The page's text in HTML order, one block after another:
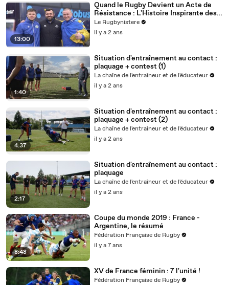
13:00
Quand le Rugby Devient un Acte de
Résistance : L'Histoire Inspirante des
Ukrainiens
Le Rugbynistere
il y a 2 ans
1:40
Situation d'entraînement au contact :
plaquage + contest (1)
La chaîne de l'entraîneur et de l'éducateur
il y a 2 ans
4:37
Situation d'entraînement au contact :
plaquage + contest (2)
La chaîne de l'entraîneur et de l'éducateur
il y a 2 ans
2:17
Situation d'entraînement au contact :
plaquage
La chaîne de l'entraîneur et de l'éducateur
il y a 2 ans
8:48
Coupe du monde 2019 : France -
Argentine, le résumé
Fédération Française de Rugby
il y a 7 ans
XV de France féminin : 7 l'unité !
Fédération Française de Rugby